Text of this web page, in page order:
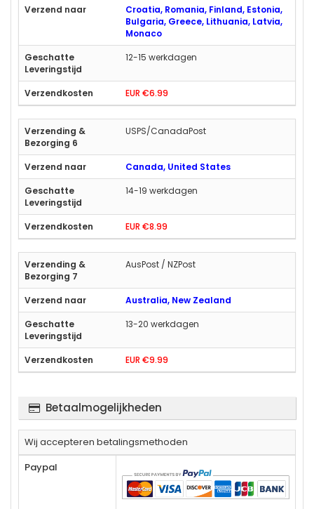
Croatia, Romania, Finland, Estonia,
Bulgaria, Greece, Lithuania, Latvia,
Monaco
12-15 werkdagen
EUR €6.99
USPS/CanadaPost
Canada, United States
14-19 werkdagen
EUR €8.99
AusPost / NZPost
Australia, New Zealand
13-20 werkdagen
EUR €9.99
Betaalmogelijkheden
Wij accepteren betalingsmethoden
Paypal